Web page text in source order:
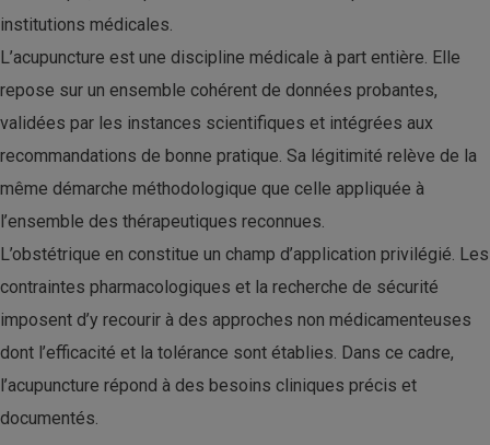
institutions médicales.
L’acupuncture est une discipline médicale à part entière. Elle
repose sur un ensemble cohérent de données probantes,
validées par les instances scientifiques et intégrées aux
recommandations de bonne pratique. Sa légitimité relève de la
même démarche méthodologique que celle appliquée à
l’ensemble des thérapeutiques reconnues.
L’obstétrique en constitue un champ d’application privilégié. Les
contraintes pharmacologiques et la recherche de sécurité
imposent d’y recourir à des approches non médicamenteuses
dont l’efficacité et la tolérance sont établies. Dans ce cadre,
l’acupuncture répond à des besoins cliniques précis et
documentés.